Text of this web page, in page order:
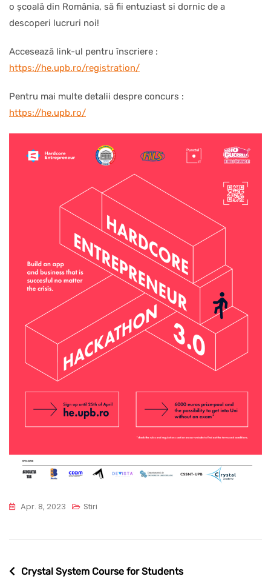
o școală din România, să fii entuziast si dornic de a
descoperi lucruri noi!
Accesează link-ul pentru înscriere :
https://he.upb.ro/registration/
Pentru mai multe detalii despre concurs :
https://he.upb.ro/
Apr. 8, 2023 Stiri
Navigare
Crystal System Course for Students